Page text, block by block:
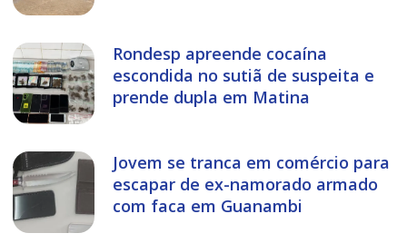
Rondesp apreende cocaína
escondida no sutiã de suspeita e
prende dupla em Matina
Jovem se tranca em comércio para
escapar de ex-namorado armado
com faca em Guanambi